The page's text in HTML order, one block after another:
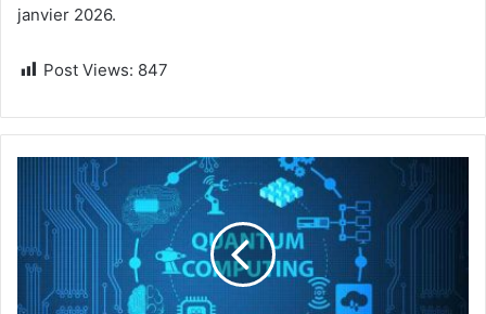
janvier 2026.
Post Views: 847